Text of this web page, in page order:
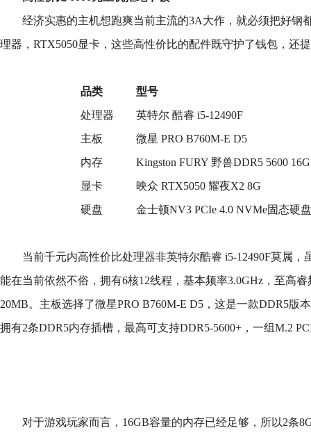
经济实惠的主机想跑爽当前主流的3A大作，就必须把好钢
理器，RTX5050显卡，这些高性价比的配件既守护了钱包，还
品类
型号
处理器
英特尔 酷睿 i5-12490F
主板
微星 PRO B760M-E D5
内存
Kingston FURY 野兽DDR5 5600
显卡
映众 RTX5050 耀夜X2 8G
硬盘
金士顿NV3 PCIe 4.0 NVMe固态硬
当前千元内高性价比处理器非英特尔酷睿 i5-12490F莫属，
能在当前依然不俗，拥有6核12线程，基本频率3.0GHz，至高
20MB。主板选择了微星PRO B760M-E D5，这是一款DDR5版
拥有2条DDR5内存插槽，最高可支持DDR5-5600+，一组M.2
对于游戏玩家而言，16GB容量的内存已经足够，所以2条